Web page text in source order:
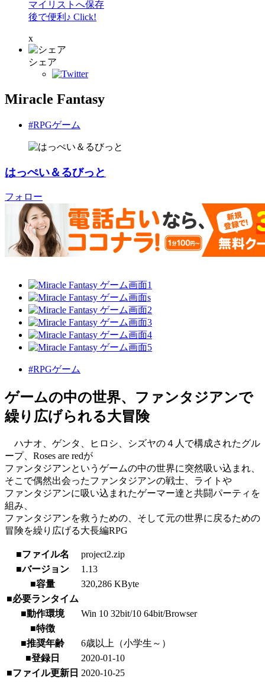
マイリストへ保存
後で便利♪ Click!
x
シェア
Miracle Fantasy
#RPGゲーム
はっぺい＆るびっと
フォロー
#RPGゲーム
ゲームの中の世界、ファンタジアンで
繰り広げられる大冒険
ハナオ、ゲンタ、ヒロシ、シズヤの４人で構成されたグル
ープ、Roses are redが
ファンタジアンというゲームの中の世界に突然吸い込まれ、
そこで偶然出会ったファンタジアンの戦士、ライトや
ファンタジアンに吸い込まれたゲーマー達と共闘パーティを
組み、
ファンタジアンを救うための、そして元の世界に戻るための
冒険を繰り広げる大長編RPG
■ファイル名
project2.zip
■バージョン
1.13
■容量
320,286 KByte
■必要ランタイム
■動作環境
Win 10 32bit/10 64bit/Browser
■特徴
■推奨年齢
6歳以上（小学生～）
■登録日
2020-01-10
■ファイル更新日 2020-10-25